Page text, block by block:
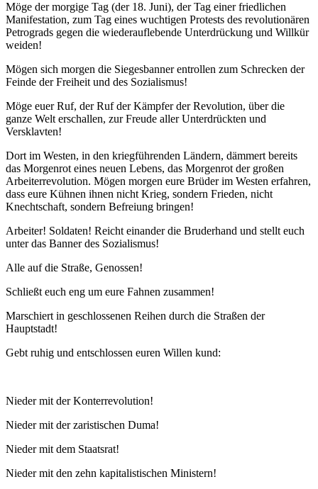
Möge der morgige Tag (der 18. Juni), der Tag einer friedlichen
Manifestation, zum Tag eines wuchtigen Protests des revolutionären
Petrograds gegen die wiederauflebende Unterdrückung und Willkür
weiden!
Mögen sich morgen die Siegesbanner entrollen zum Schrecken der
Feinde der Freiheit und des Sozialismus!
Möge euer Ruf, der Ruf der Kämpfer der Revolution, über die
ganze Welt erschallen, zur Freude aller Unterdrückten und
Versklavten!
Dort im Westen, in den kriegführenden Ländern, dämmert bereits
das Morgenrot eines neuen Lebens, das Morgenrot der großen
Arbeiterrevolution. Mögen morgen eure Brüder im Westen erfahren,
dass eure Kühnen ihnen nicht Krieg, sondern Frieden, nicht
Knechtschaft, sondern Befreiung bringen!
Arbeiter! Soldaten! Reicht einander die Bruderhand und stellt euch
unter das Banner des Sozialismus!
Alle auf die Straße, Genossen!
Schließt euch eng um eure Fahnen zusammen!
Marschiert in geschlossenen Reihen durch die Straßen der
Hauptstadt!
Gebt ruhig und entschlossen euren Willen kund:
Nieder mit der Konterrevolution!
Nieder mit der zaristischen Duma!
Nieder mit dem Staatsrat!
Nieder mit den zehn kapitalistischen Ministern!